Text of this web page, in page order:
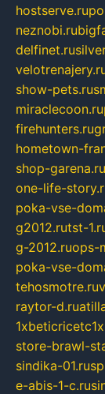
hostserve.ru
neznobi.ru
delfinet.ru
show-pets.ru
miraclecoon.ru
firehunters.ru
hometown-
shop-garena.ru
one-life-
poka-vse-
g2012.rutst-
g-2012.ruops-
poka-vse-
tehosmotre.ru
raytor-d.ru
store-brawl-
sindika-01.ru
e-abis-1-c.ru